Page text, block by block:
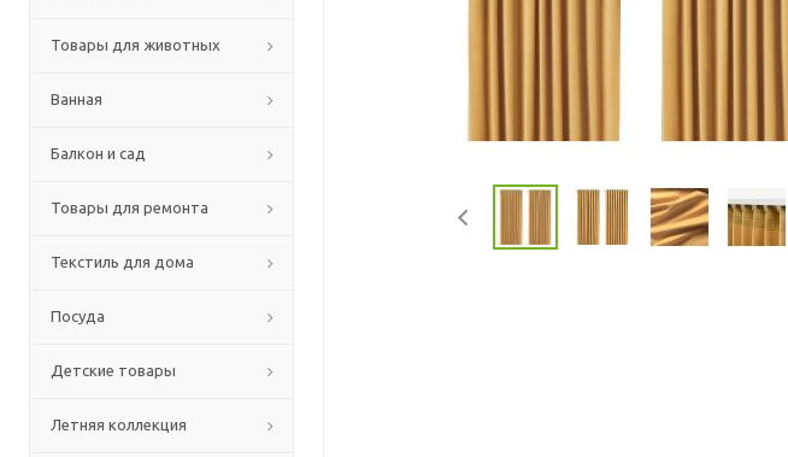
Товары для животных
Ванная
Балкон и сад
Товары для ремонта
Текстиль для дома
Посуда
Детские товары
Летняя коллекция